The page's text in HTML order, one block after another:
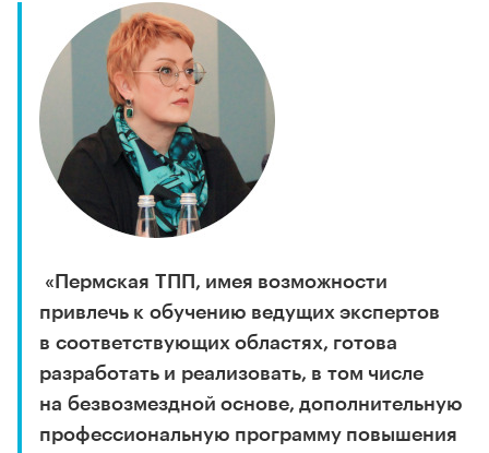
«Пермская ТПП, имея возможности
привлечь к обучению ведущих экспертов
в соответствующих областях, готова
разработать и реализовать, в том числе
на безвозмездной основе, дополнительную
профессиональную программу повышения